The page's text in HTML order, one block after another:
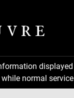
normal